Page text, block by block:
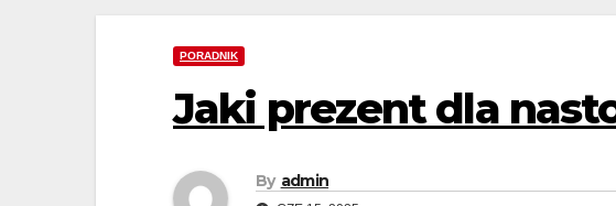
PORADNIK
Jaki prezent dla
By admin